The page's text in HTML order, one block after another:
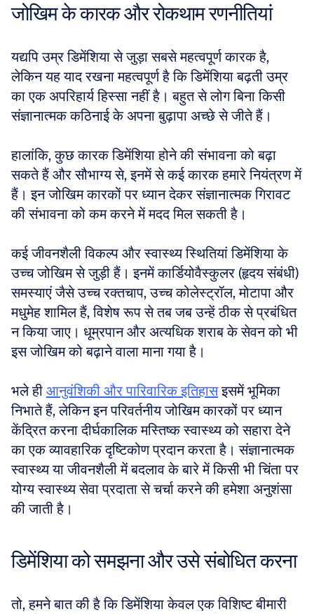
जोखिम के कारक और रोकथाम रणनीतियां
यद्यपि उम्र डिमेंशिया से जुड़ा सबसे महत्वपूर्ण कारक है,
लेकिन यह याद रखना महत्वपूर्ण है कि डिमेंशिया बढ़ती उम्र
का एक अपरिहार्य हिस्सा नहीं है। बहुत से लोग बिना किसी
संज्ञानात्मक कठिनाई के अपना बुढ़ापा अच्छे से जीते हैं।
हालांकि, कुछ कारक डिमेंशिया होने की संभावना को बढ़ा
सकते हैं और सौभाग्य से, इनमें से कई कारक हमारे नियंत्रण में
हैं। इन जोखिम कारकों पर ध्यान देकर संज्ञानात्मक गिरावट
की संभावना को कम करने में मदद मिल सकती है।
कई जीवनशैली विकल्प और स्वास्थ्य स्थितियां डिमेंशिया के
उच्च जोखिम से जुड़ी हैं। इनमें कार्डियोवैस्कुलर (हृदय संबंधी)
समस्याएं जैसे उच्च रक्तचाप, उच्च कोलेस्ट्रॉल, मोटापा और
मधुमेह शामिल हैं, विशेष रूप से तब जब उन्हें ठीक से प्रबंधित
न किया जाए। धूम्रपान और अत्यधिक शराब के सेवन को भी
इस जोखिम को बढ़ाने वाला माना गया है।
भले ही आनुवंशिकी और पारिवारिक इतिहास इसमें भूमिका
निभाते हैं, लेकिन इन परिवर्तनीय जोखिम कारकों पर ध्यान
केंद्रित करना दीर्घकालिक मस्तिष्क स्वास्थ्य को सहारा देने
का एक व्यावहारिक दृष्टिकोण प्रदान करता है। संज्ञानात्मक
स्वास्थ्य या जीवनशैली में बदलाव के बारे में किसी भी चिंता पर
योग्य स्वास्थ्य सेवा प्रदाता से चर्चा करने की हमेशा अनुशंसा
की जाती है।
डिमेंशिया को समझना और उसे संबोधित करना
तो, हमने बात की है कि डिमेंशिया केवल एक विशिष्ट बीमारी